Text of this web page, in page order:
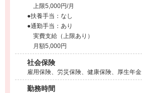
上限5,000円/月
●扶養手当：なし
●通勤手当：あり
実費支給（上限あり）
月額5,000円
社会保険
雇用保険、労災保険、健康保険、厚生年金
勤務時間